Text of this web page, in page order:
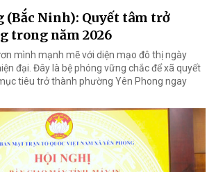
(Bắc Ninh): Quyết tâm trở
trong năm 2026
mình mạnh mẽ với diện mạo đô thị ngày
đại. Đây là bệ phóng vững chắc để xã quyết
tiêu trở thành phường Yên Phong ngay